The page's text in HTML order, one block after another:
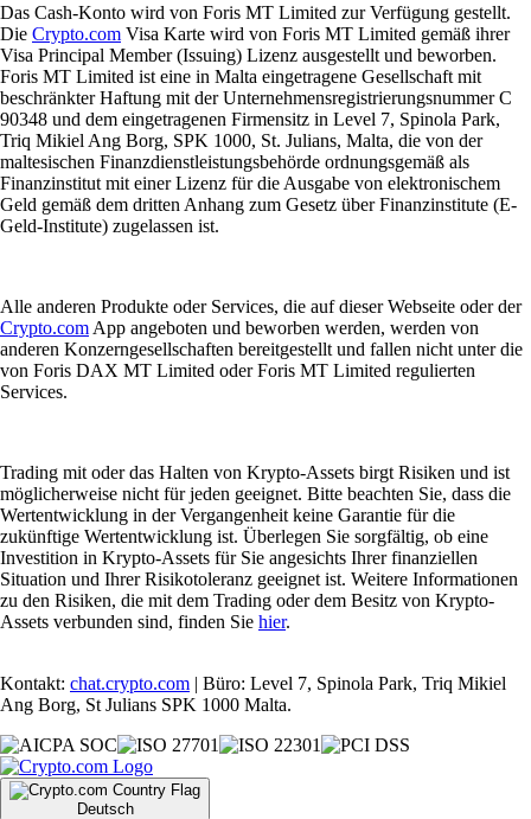
Das Cash-Konto wird von Foris MT Limited zur Verfügung gestellt.
Die Crypto.com Visa Karte wird von Foris MT Limited gemäß ihrer
Visa Principal Member (Issuing) Lizenz ausgestellt und beworben.
Foris MT Limited ist eine in Malta eingetragene Gesellschaft mit
beschränkter Haftung mit der Unternehmensregistrierungsnummer C
90348 und dem eingetragenen Firmensitz in Level 7, Spinola Park,
Triq Mikiel Ang Borg, SPK 1000, St. Julians, Malta, die von der
maltesischen Finanzdienstleistungsbehörde ordnungsgemäß als
Finanzinstitut mit einer Lizenz für die Ausgabe von elektronischem
Geld gemäß dem dritten Anhang zum Gesetz über Finanzinstitute (E-
Geld-Institute) zugelassen ist.
Alle anderen Produkte oder Services, die auf dieser Webseite oder der
Crypto.com App angeboten und beworben werden, werden von
anderen Konzerngesellschaften bereitgestellt und fallen nicht unter die
von Foris DAX MT Limited oder Foris MT Limited regulierten
Services.
Trading mit oder das Halten von Krypto-Assets birgt Risiken und ist
möglicherweise nicht für jeden geeignet. Bitte beachten Sie, dass die
Wertentwicklung in der Vergangenheit keine Garantie für die
zukünftige Wertentwicklung ist. Überlegen Sie sorgfältig, ob eine
Investition in Krypto-Assets für Sie angesichts Ihrer finanziellen
Situation und Ihrer Risikotoleranz geeignet ist. Weitere Informationen
zu den Risiken, die mit dem Trading oder dem Besitz von Krypto-
Assets verbunden sind, finden Sie hier.
Kontakt: chat.crypto.com | Büro: Level 7, Spinola Park, Triq Mikiel
Ang Borg, St Julians SPK 1000 Malta.
Deutsch